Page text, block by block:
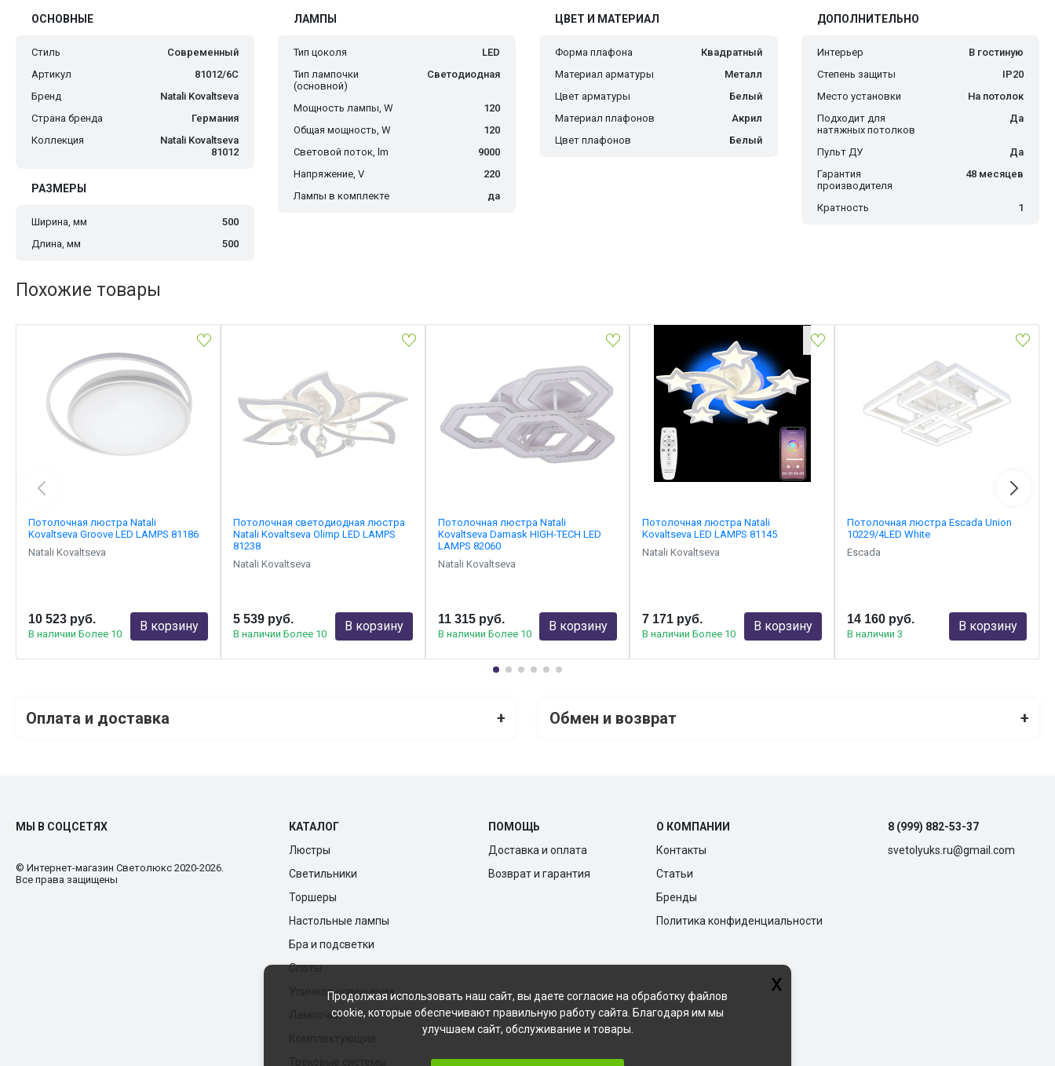
ОСНОВНЫЕ
Стиль
Современный
Артикул
81012/6C
Бренд
Natali Kovaltseva
Страна бренда
Германия
Коллекция
Natali Kovaltseva
81012
РАЗМЕРЫ
Ширина, мм
500
Длина, мм
500
ЛАМПЫ
Тип цоколя
LED
Тип лампочки
(основной)
Светодиодная
Мощность лампы, W
120
Общая мощность, W
120
Световой поток, lm
9000
Напряжение, V
220
Лампы в комплекте
да
ЦВЕТ И МАТЕРИАЛ
Форма плафона
Квадратный
Материал арматуры
Металл
Цвет арматуры
Белый
Материал плафонов
Акрил
Цвет плафонов
Белый
ДОПОЛНИТЕЛЬНО
Интерьер
В гостиную
Степень защиты
IP20
Место установки
На потолок
Подходит для
натяжных потолков
Да
Пульт ДУ
Да
Гарантия
производителя
48 месяцев
Кратность 1
Похожие товары
Потолочная люстра Natali
Kovaltseva Groove LED LAMPS 81186
Natali Kovaltseva
10 523 руб.
В наличии Более 10
В корзину
Потолочная светодиодная люстра
Natali Kovaltseva Olimp LED LAMPS
81238
Natali Kovaltseva
5 539 руб.
В наличии Более 10
В корзину
Потолочная люстра Natali
Kovaltseva Damask HIGH-TECH LED
LAMPS 82060
Natali Kovaltseva
11 315 руб.
В наличии Более 10
В корзину
Потолочная люстра Natali
Kovaltseva LED LAMPS 81145
Natali Kovaltseva
7 171 руб.
В наличии Более 10
В корзину
Потолочная люстра Escada Union
10229/4LED White
Escada
14 160 руб.
В наличии 3
В корзину
Оплата и доставка + Обмен и возврат +
МЫ В СОЦСЕТЯХ
© Интернет-магазин Cветолюкс 2020-2026.
Все права защищены
КАТАЛОГ
Люстры
Светильники
Торшеры
Настольные лампы
Бра и подсветки
Споты
Уличное освещение
Лампочки
ПОМОЩЬ
Доставка и оплата
Возврат и гарантия
О КОМПАНИИ
Контакты
Статьи
Бренды
Политика конфиденциальности
8 (999) 882-53-37
svetolyuks.ru@gmail.com
x
Продолжая использовать наш сайт, вы даете согласие на обработку файлов
cookie, которые обеспечивают правильную работу сайта. Благодаря им мы
улучшаем сайт, обслуживание и товары.